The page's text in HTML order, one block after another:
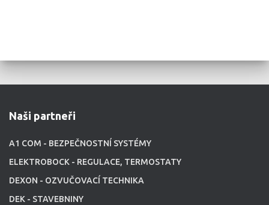
Naši partneři
A1 COM - BEZPEČNOSTNÍ SYSTÉMY
ELEKTROBOCK - REGULACE, TERMOSTATY
DEXON - OZVUČOVACÍ TECHNIKA
DEK - STAVEBNINY